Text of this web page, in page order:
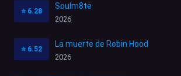
⭐ 6.28
Soulm8te
2026
⭐ 6.52
La muerte de Robin Hood
2026